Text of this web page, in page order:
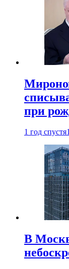
при
1 год спустя
В